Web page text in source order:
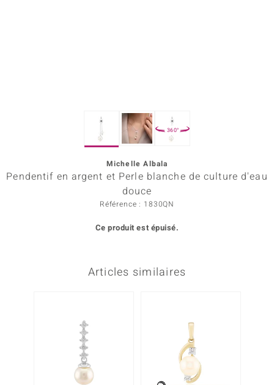
360°
Michelle Albala
Pendentif en argent et Perle blanche de culture d'eau
douce
Référence : 1830QN
Ce produit est épuisé.
Articles similaires